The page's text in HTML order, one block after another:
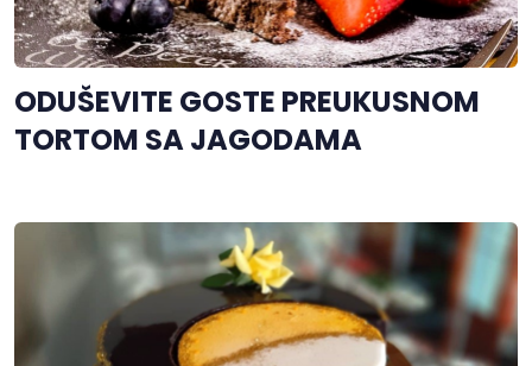
ODUŠEVITE GOSTE PREUKUSNOM
TORTOM SA JAGODAMA